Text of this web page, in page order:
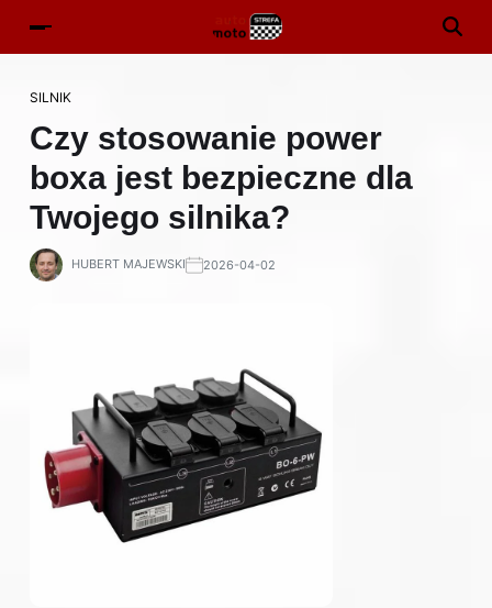
SILNIK
Czy stosowanie power
boxa jest bezpieczne dla
Twojego silnika?
HUBERT MAJEWSKI 2026-04-02